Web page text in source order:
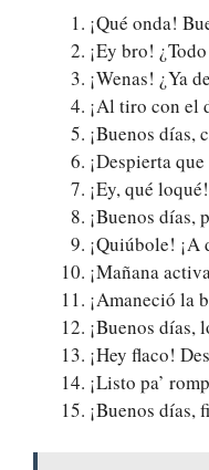
¡Qué onda!
¡Ey bro!
¡Wenas! ¿Ya
¡Al tiro con el
¡Buenos días,
¡Despierta
¡Ey, qué
¡Buenos días,
¡Quiúbole! ¡A
¡Mañana
¡Amaneció la
¡Buenos días,
¡Hey flaco!
¡Listo pa’
¡Buenos días,